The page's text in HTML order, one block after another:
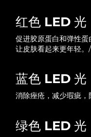
红色 LED 光
促进胶原蛋白和弹性蛋
让皮肤看起来更年轻。
蓝色 LED 光
消除痤疮，减少瑕疵，
绿色 LED 光
马来西亚
马耳他
摩纳哥
新西兰